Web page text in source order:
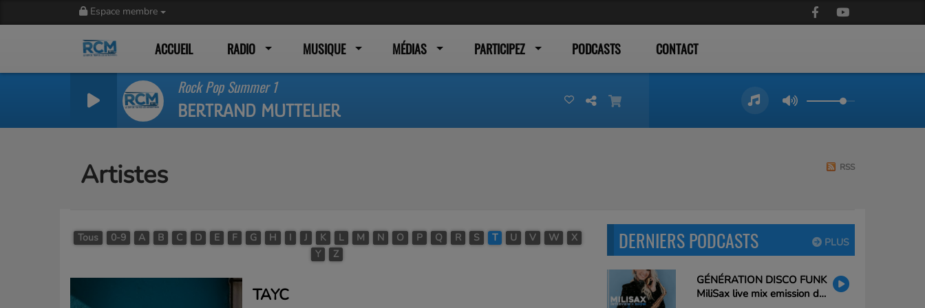
Espace membre
ACCUEIL RADIO MUSIQUE MÉDIAS PARTICIPEZ PODCASTS CONTACT
Rock Pop Summer 1
BERTRAND MUTTELIER
Artistes RSS
Tous 0-9 A B C D E F G H I J K L M N O P Q R S T U V W
X
Y
Z
TAYC
PLUS
DERNIERS PODCASTS
GÉNÉRATION DISCO FUNK
MiliSax live mix emission du